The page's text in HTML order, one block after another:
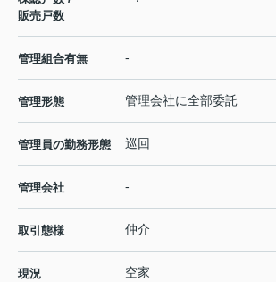
販売戸数
管理組合有無 -
管理形態 管理会社に全部委託
管理員の勤務形態 巡回
管理会社 -
取引態様 仲介
現況 空家